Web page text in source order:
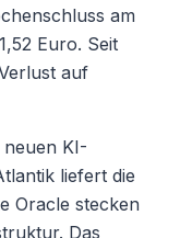
am
Euro. Seit
auf
KI-
liefert die
Oracle stecken
Das